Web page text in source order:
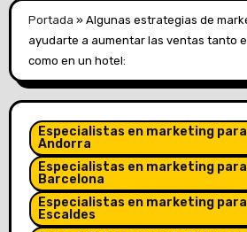
Portada » Algunas estrategias de
ayudarte a aumentar las ventas tanto
como en un hotel:
Especialistas en marketing
Andorra
Especialistas en marketing
Barcelona
Especialistas en marketing
Escaldes